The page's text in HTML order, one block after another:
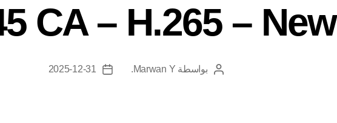
CA – H.265 – New
بواسطة Marwan Y.
2025-12-31